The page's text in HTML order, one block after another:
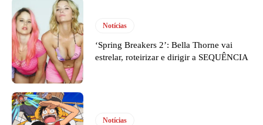
Notícias
‘Spring Breakers 2’: Bella Thorne vai
estrelar, roteirizar e dirigir a SEQUÊNCIA
Notícias